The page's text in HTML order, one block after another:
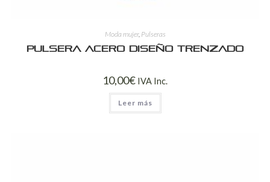
Moda mujer, Pulseras
Pulsera Acero Diseño Trenzado
10,00€ IVA Inc.
Leer más